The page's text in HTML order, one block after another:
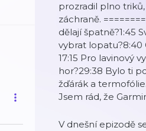
prozradil plno
záchraně.
dělají špatně?1:45
vybrat lopatu?8:40
17:15 Pro lavinový
hor?29:38 Bylo ti
žďárák a
Jsem rád, že
V dnešní epizodě